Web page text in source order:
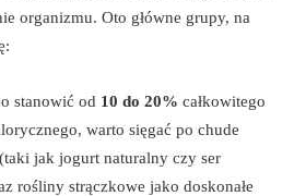
organizmu. Oto główne grupy, na
stanowić od 10 do 20% całkowitego
warto sięgać po chude
jak jogurt naturalny czy ser
rośliny strączkowe jako doskonałe